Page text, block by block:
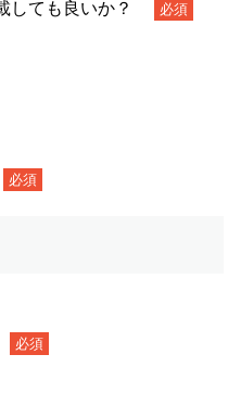
しても良いか？ 必須
必須
必須